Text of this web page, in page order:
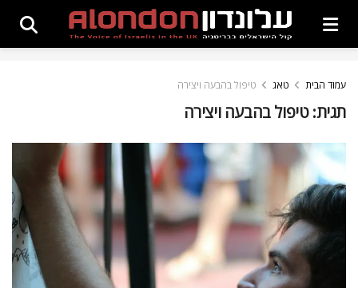
עמוד הבית טאג טיפול בהבעה ויצירה
תגית:טיפול בהבעה ויצירה